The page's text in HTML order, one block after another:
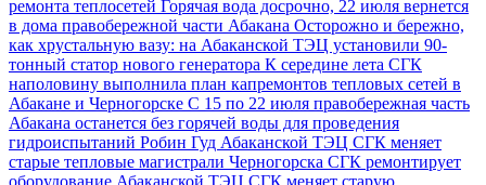
ремонта теплосетей Горячая вода досрочно, 22 июля вернется
в дома правобережной части Абакана Осторожно и бережно,
как хрустальную вазу: на Абаканской ТЭЦ установили 90-
тонный статор нового генератора К середине лета СГК
наполовину выполнила план капремонтов тепловых сетей в
Абакане и Черногорске С 15 по 22 июля правобережная часть
Абакана останется без горячей воды для проведения
гидроиспытаний Робин Гуд Абаканской ТЭЦ СГК меняет
старые тепловые магистрали Черногорска СГК ремонтирует
оборудование Абаканской ТЭЦ СГК меняет старую